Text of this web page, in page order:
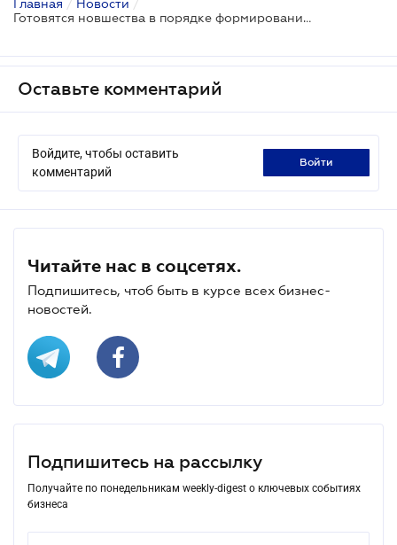
Главная / Новости /
Готовятся новшества в порядке формирования наблюдательных советов госбанков
Оставьте комментарий
Войдите, чтобы оставить
комментарий
войти
Читайте нас в соцсетях.
Подпишитесь, чтоб быть в курсе всех бизнес-
новостей.
Подпишитесь на рассылку
Получайте по понедельникам weekly-digest о ключевых событиях
бизнеса